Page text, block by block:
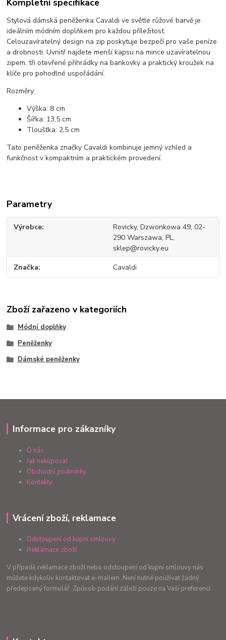
Stylová dámská peněženka Cavaldi ve světle růžové barvě je
ideálním módním doplňkem pro každou příležitost.
Celouzavíratelný design na zip poskytuje bezpečí pro vaše peníze
a drobnosti. Uvnitř najdete menší kapsu na mince uzavíratelnou
zipem, tři otevřené přihrádky na bankovky a praktický kroužek na
klíče pro pohodlné uspořádání.
Rozměry:
Výška: 8 cm
Šířka: 13,5 cm
Tloušťka: 2,5 cm
Tato peněženka značky Cavaldi kombinuje jemný vzhled a
funkčnost v kompaktním a praktickém provedení.
Parametry
Výrobce
Rovicky, Dzwonkowa 49, 02-
290 Warszawa, PL,
sklep@rovicky.eu
Značka Cavaldi
Zboží zařazeno v kategoriích
Módní doplňky
Peněženky
Dámské peněženky
Informace pro zákazníky
O nás
Jak nakupovat
Obchodní podmínky
Kontakty
Vrácení zboží, reklamace
Odstoupení od kupní smlouvy
Reklamace zboží
V případě reklamace zboží nebo odstoupení od kupní smlouvy nás
můžete kdykoliv kontaktovat e-mailem. Není nutné používat žádný
předepsaný formulář. Způsob podání záleží pouze na Vaší preferenci.